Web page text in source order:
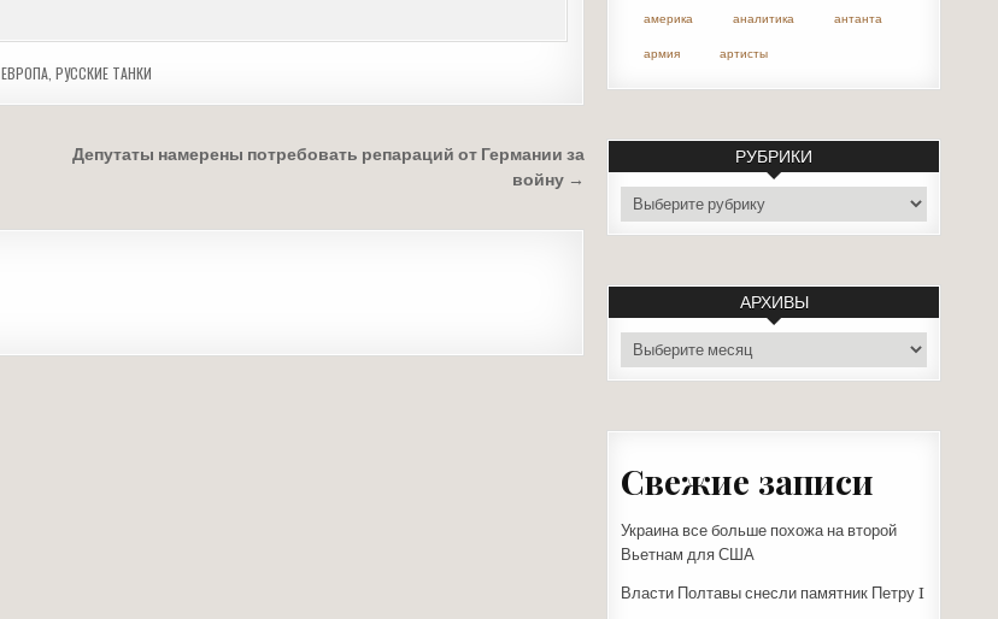
ЕВРОПА, РУССКИЕ ТАНКИ
Депутаты намерены потребовать репараций от Германии за
войну →
америка аналитика антанта
армия артисты
РУБРИКИ
рубрики
АРХИВЫ
архивы
Свежие записи
Украина все больше похожа на второй
Вьетнам для США
Власти Полтавы снесли памятник Петру I